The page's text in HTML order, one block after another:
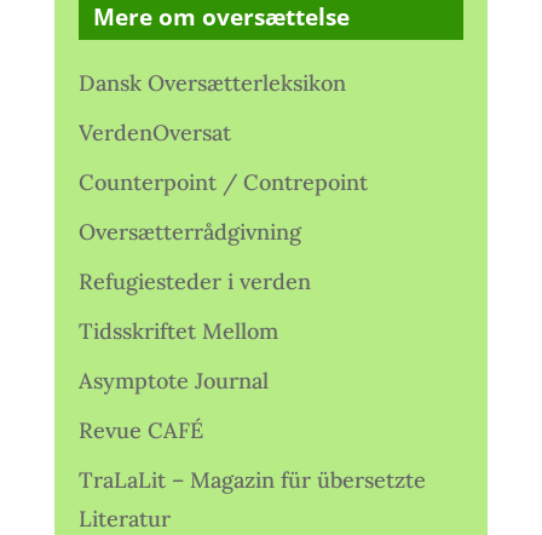
Mere om oversættelse
Dansk Oversætterleksikon
VerdenOversat
Counterpoint / Contrepoint
Oversætterrådgivning
Refugiesteder i verden
Tidsskriftet Mellom
Asymptote Journal
Revue CAFÉ
TraLaLit – Magazin für übersetzte
Literatur